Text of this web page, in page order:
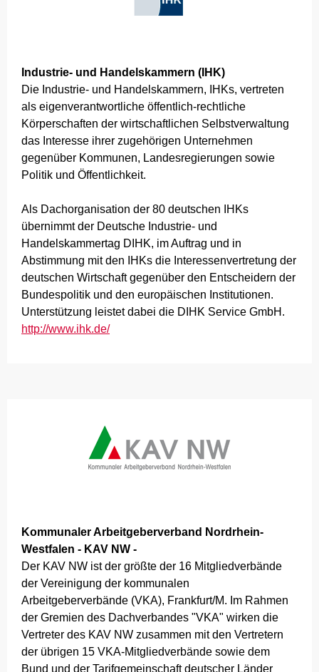
Industrie- und Handelskammern (IHK)
Die Industrie- und Handelskammern, IHKs, vertreten
als eigenverantwortliche öffentlich-rechtliche
Körperschaften der wirtschaftlichen Selbstverwaltung
das Interesse ihrer zugehörigen Unternehmen
gegenüber Kommunen, Landesregierungen sowie
Politik und Öffentlichkeit.
Als Dachorganisation der 80 deutschen IHKs
übernimmt der Deutsche Industrie- und
Handelskammertag DIHK, im Auftrag und in
Abstimmung mit den IHKs die Interessenvertretung der
deutschen Wirtschaft gegenüber den Entscheidern der
Bundespolitik und den europäischen Institutionen.
Unterstützung leistet dabei die DIHK Service GmbH.
http://www.ihk.de/
Kommunaler Arbeitgeberverband Nordrhein-
Westfalen - KAV NW -
Der KAV NW ist der größte der 16 Mitgliedverbände
der Vereinigung der kommunalen
Arbeitgeberverbände (VKA), Frankfurt/M. Im Rahmen
der Gremien des Dachverbandes "VKA" wirken die
Vertreter des KAV NW zusammen mit den Vertretern
der übrigen 15 VKA-Mitgliedverbände sowie dem
Bund und der Tarifgemeinschaft deutscher Länder